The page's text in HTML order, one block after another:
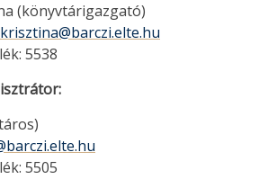
(könyvtárigazgató)
5538
5505